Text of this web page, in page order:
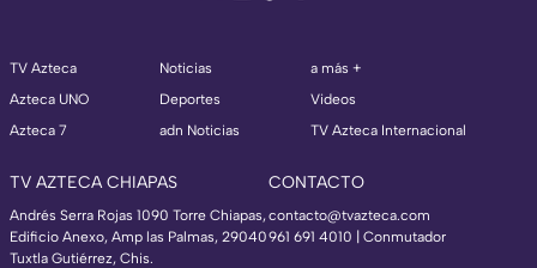
TV Azteca
Azteca UNO
Azteca 7
Noticias
Deportes
adn Noticias
a más +
Videos
TV Azteca Internacional
TV AZTECA CHIAPAS
Andrés Serra Rojas 1090 Torre Chiapas,
Edificio Anexo, Amp las Palmas, 29040
Tuxtla Gutiérrez, Chis.
CONTACTO
contacto@tvazteca.com
961 691 4010 | Conmutador